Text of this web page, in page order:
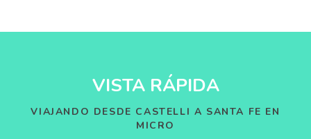
VISTA RÁPIDA
VIAJANDO DESDE CASTELLI A SANTA FE EN
MICRO